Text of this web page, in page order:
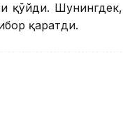
қўйди. Шунингдек,
қаратди.